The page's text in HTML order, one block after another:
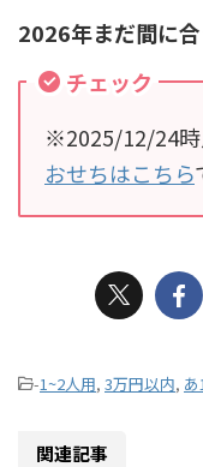
2026年まだ間に
チェック
※2025/12/24時
おせちはこちら
-1~2人用, 3万円以内,
関連記事